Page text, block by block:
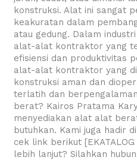
konstruksi. Alat ini sangat
keakuratan dalam
atau gedung. Dalam
alat-alat kontraktor yang
efisiensi dan produktivitas
alat-alat kontraktor yang
konstruksi aman dan
terlatih dan
berat? Kairos Pratama
menyediakan alat alat
butuhkan. Kami juga hadir
cek link berikut
lebih lanjut? Silahkan